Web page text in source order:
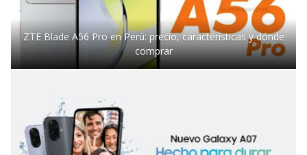
ZTE Blade A56 Pro en Perú: precio, características y dónde
comprar